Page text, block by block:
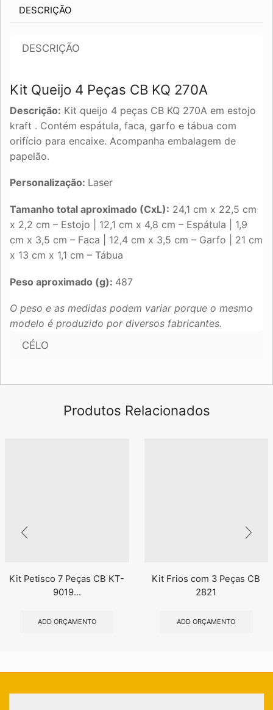
DESCRIÇÃO
DESCRIÇÃO
Kit Queijo 4 Peças CB KQ 270A
Descrição: Kit queijo 4 peças CB KQ 270A em estojo
kraft . Contém espátula, faca, garfo e tábua com
orifício para encaixe. Acompanha embalagem de
papelão.
Personalização: Laser
Tamanho total aproximado (CxL): 24,1 cm x 22,5 cm
x 2,2 cm – Estojo | 12,1 cm x 4,8 cm – Espátula | 1,9
cm x 3,5 cm – Faca | 12,4 cm x 3,5 cm – Garfo | 21 cm
x 13 cm x 1,1 cm – Tábua
Peso aproximado (g): 487
O peso e as medidas podem variar porque o mesmo
modelo é produzido por diversos fabricantes.
CÉLO
Produtos Relacionados
Kit Petisco 7 Peças CB KT-
9019...
ADD ORÇAMENTO
Kit Frios com 3 Peças CB
2821
ADD ORÇAMENTO